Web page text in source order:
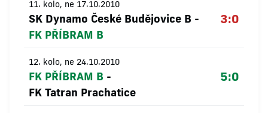
11. kolo, ne 17.10.2010
SK Dynamo České Budějovice B -
FK PŘÍBRAM B
3:0
12. kolo, ne 24.10.2010
FK PŘÍBRAM B -
FK Tatran Prachatice
5:0